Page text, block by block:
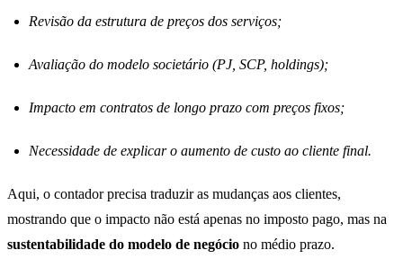
Revisão da estrutura de preços dos serviços;
Avaliação do modelo societário (PJ, SCP, holdings);
Impacto em contratos de longo prazo com preços fixos;
Necessidade de explicar o aumento de custo ao cliente final.
Aqui, o contador precisa traduzir as mudanças aos clientes,
mostrando que o impacto não está apenas no imposto pago, mas na
sustentabilidade do modelo de negócio no médio prazo.